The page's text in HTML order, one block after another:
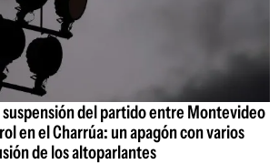
suspensión del partido entre Montevideo
en el Charrúa: un apagón con varios
de los altoparlantes